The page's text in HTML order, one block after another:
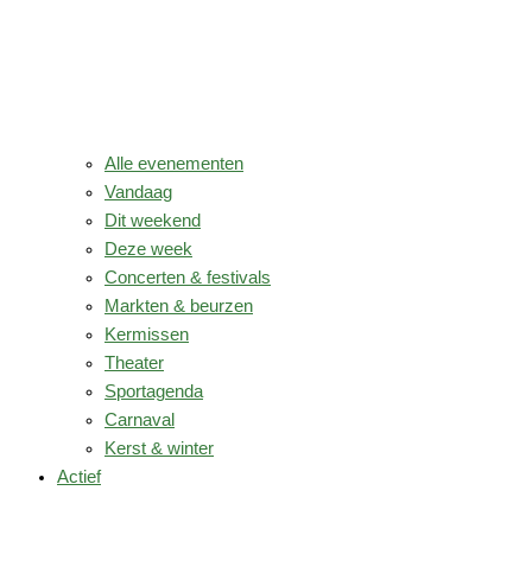
Alle evenementen
Vandaag
Dit weekend
Deze week
Concerten & festivals
Markten & beurzen
Kermissen
Theater
Sportagenda
Carnaval
Kerst & winter
Actief